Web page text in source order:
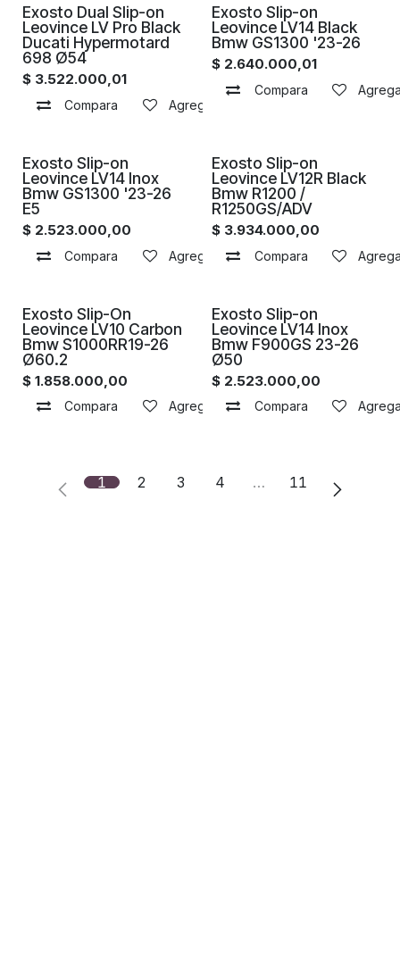
Proximamente
Exosto Dual Slip-on
Leovince LV Pro Black
Ducati Hypermotard
698 Ø54
$ 3.522.000,01
Compara Agregar a la lista de deseos
Proximamente
Exosto Slip-on
Leovince LV14 Black
Bmw GS1300 '23-26
$ 2.640.000,01
Compara
Proximamente
Exosto Slip-on
Leovince LV14 Inox
Bmw GS1300 '23-26
E5
$ 2.523.000,00
Compara Agregar a la lista de deseos
Proximamente
Exosto Slip-on
Leovince LV12R Black
Bmw R1200 /
R1250GS/ADV
$ 3.934.000,00
Compara
Proximamente
Exosto Slip-On
Leovince LV10 Carbon
Bmw S1000RR19-26
Ø60.2
$ 1.858.000,00
Compara Agregar a la lista de deseos
Proximamente
Exosto Slip-on
Leovince LV14 Inox
Bmw F900GS 23-26
Ø50
$ 2.523.000,00
Compara
1 2 3 4 … 11